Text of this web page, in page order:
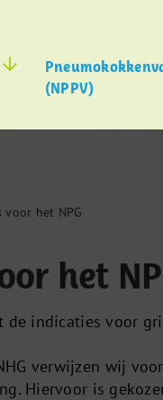
(NPPV)
voor het NPG
het
de indicaties voor
verwijzen wij
Hiervoor is